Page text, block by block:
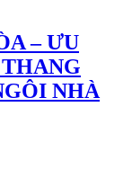
– ƯU
NHÀ